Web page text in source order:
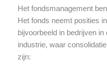
Het fondsmanagement
Het fonds neemt posities
bijvoorbeeld in bedrijven
industrie, waar
zijn: